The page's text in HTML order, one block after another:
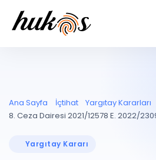
Entegrasyonu
UYAP ile otomatik
UYAP Evrak
Entegrasyonu
Blog
Ana Sayfa İçtihat
Yargıtay Kararları
8. Ceza Dairesi 2021/12578 E. 2022/
Yargıtay Kararı